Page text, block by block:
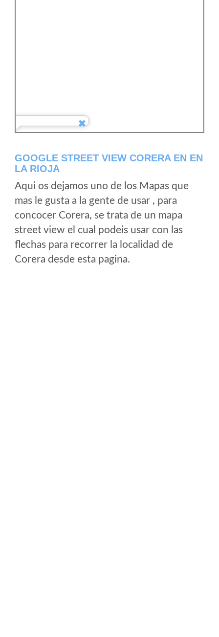
GOOGLE STREET VIEW CORERA EN EN
LA RIOJA
Aqui os dejamos uno de los Mapas que
mas le gusta a la gente de usar , para
concocer Corera, se trata de un mapa
street view el cual podeis usar con las
flechas para recorrer la localidad de
Corera desde esta pagina.